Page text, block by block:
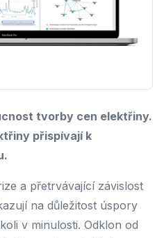
tvorby cen elektřiny.
přispívají k
a přetrvávající závislost
na důležitost úspory
v minulosti. Odklon od